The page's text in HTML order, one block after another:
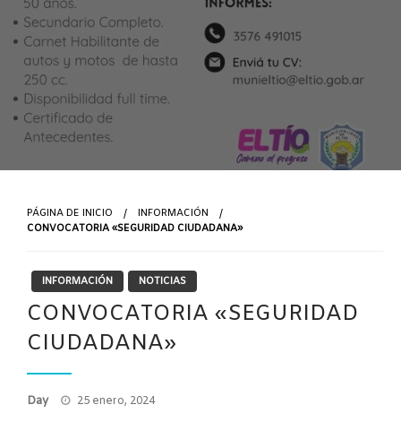
PÁGINA DE INICIO
INFORMACIÓN
CONVOCATORIA «SEGURIDAD CIUDADANA»
INFORMACIÓN NOTICIAS
CONVOCATORIA «SEGURIDAD
CIUDADANA»
Day
Publicado
25 enero, 2024